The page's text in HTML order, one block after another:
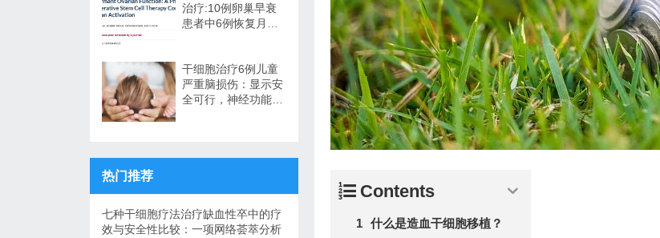
Contents
什么是造血干细胞移植？
治疗:10例卵巢早衰
患者中6例恢复月经,
干细胞治疗6例儿童
严重脑损伤：显示安
全可行，神经功能改
热门推荐
七种干细胞疗法治疗缺血性卒中的疗
效与安全性比较：一项网络荟萃分析